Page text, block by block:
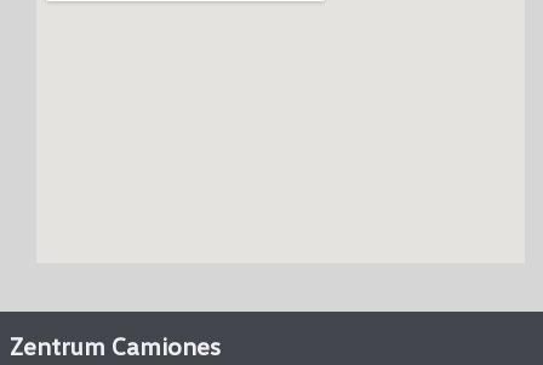
Zentrum Camiones